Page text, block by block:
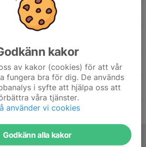
kakor
av kakor (cookies) för att vår
fungera bra för dig. De används
i syfte att hjälpa oss att
våra tjänster.
använder vi cookies
Godkänn alla kakor